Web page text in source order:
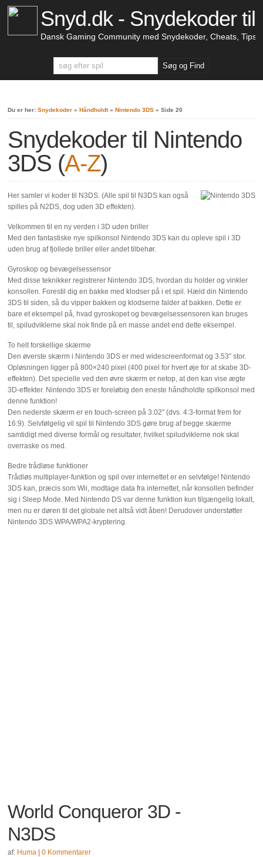
Snyd.dk - Snydekoder til
Dansk Gaming Community med Snydekoder, Cheats, Tips
Du er her:Snydekoder »Håndholdt»Nintendo 3DS »Side 20
Snydekoder til Nintendo
3DS (A-Z)
Her samler vi koder til N3DS. (Alle spil til N3DS kan også
spilles på N2DS, dog uden 3D effekten).
Velkommen til en ny verden i 3D uden briller
Med den fantastiske nye spilkonsol Nintendo 3DS kan du opleve spil i 3D
uden brug af fjollede briller eller andet tilbehør.
Gyroskop og bevægelsessensor
Med disse teknikker registrerer Nintendo 3DS, hvordan du holder og vinkler
konsollen. Forestil dig en bakke med klodser på i et spil. Hæld din Nintendo
3DS til siden, så du vipper bakken og klodserne falder af bakken. Dette er
bare et eksempel på, hvad gyroskopet og bevægelsessensoren kan bruges
til, spiludviklerne skal nok finde på en masse andet end dette eksempel.
To helt forskellige skærme
Den øverste skærm i Nintendo 3DS er med widescreenformat og 3.53″ stor.
Opløsningen ligger på 800×240 pixel (400 pixel for hvert øje for at skabe 3D-
effekten). Det specielle ved den øvre skærm er netop, at den kan vise ægte
3D-effekter. Nintendo 3DS er foreløbig den eneste håndholdte spilkonsol med
denne funktion!
Den nederste skærm er en touch-screen på 3.02″ (dvs. 4:3-format frem for
16:9). Selvfølgelig vil spil til Nintendo 3DS gøre brug af begge skærme
samtidigt med diverse formål og resultater, hvilket spiludviklerne nok skal
overraske os med.
Bedre trådløse funktioner
Trådløs multiplayer-funktion og spil over internettet er en selvfølge! Nintendo
3DS kan, præcis som Wii, modtage data fra internettet, når konsollen befinder
sig i Sleep Mode. Med Nintendo DS var denne funktion kun tilgængelig lokalt,
men nu er døren til det globale net altså vidt åben! Derudover understøtter
Nintendo 3DS WPA/WPA2-kryptering.
World Conqueror 3D -
N3DS
af: Huma |0 Kommentarer